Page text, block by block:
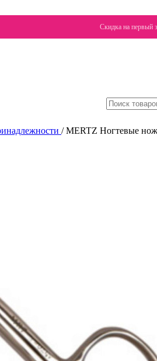
Скидка на первый
/ MERTZ Ногтевые